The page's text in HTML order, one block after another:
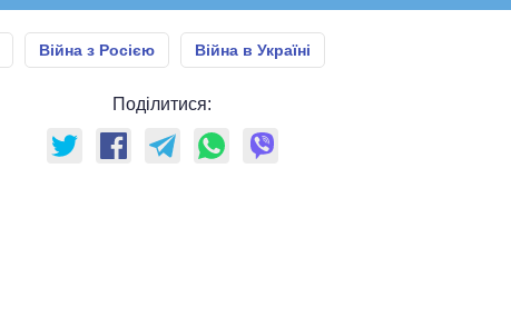
Війна з Росією Війна в Україні
Поділитися: